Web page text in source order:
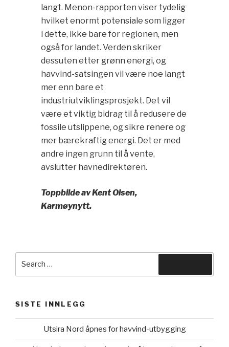
langt. Menon-rapporten viser tydelig
hvilket enormt potensiale som ligger
i dette, ikke bare for regionen, men
også for landet. Verden skriker
dessuten etter grønn energi, og
havvind-satsingen vil være noe langt
mer enn bare et
industriutviklingsprosjekt. Det vil
være et viktig bidrag til å redusere de
fossile utslippene, og sikre renere og
mer bærekraftig energi. Det er med
andre ingen grunn til å vente,
avslutter havnedirektøren.
Toppbilde av Kent Olsen,
Karmøynytt.
SISTE INNLEGG
Utsira Nord åpnes for havvind-utbygging